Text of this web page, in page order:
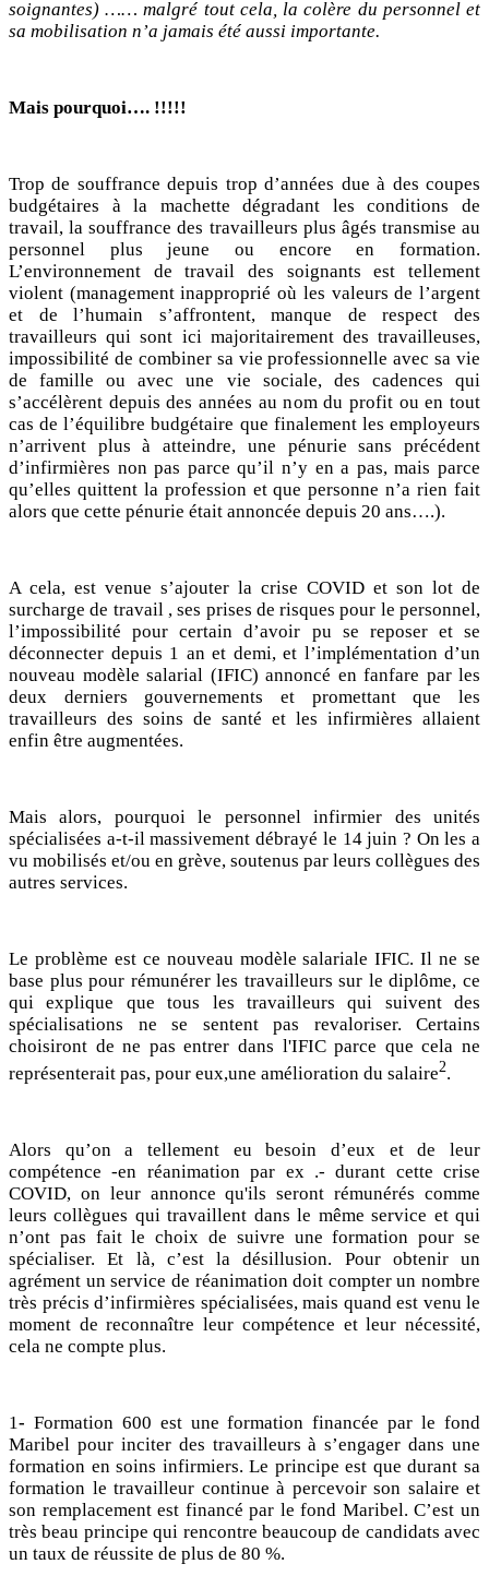
soignantes) …… malgré tout cela, la colère du personnel et
sa mobilisation n’a jamais été aussi importante.
Mais pourquoi…. !!!!!
Trop de souffrance depuis trop d’années due à des coupes
budgétaires à la machette dégradant les conditions de
travail, la souffrance des travailleurs plus âgés transmise au
personnel plus jeune ou encore en formation.
L’environnement de travail des soignants est tellement
violent (management inapproprié où les valeurs de l’argent
et de l’humain s’affrontent, manque de respect des
travailleurs qui sont ici majoritairement des travailleuses,
impossibilité de combiner sa vie professionnelle avec sa vie
de famille ou avec une vie sociale, des cadences qui
s’accélèrent depuis des années au nom du profit ou en tout
cas de l’équilibre budgétaire que finalement les employeurs
n’arrivent plus à atteindre, une pénurie sans précédent
d’infirmières non pas parce qu’il n’y en a pas, mais parce
qu’elles quittent la profession et que personne n’a rien fait
alors que cette pénurie était annoncée depuis 20 ans….).
A cela, est venue s’ajouter la crise COVID et son lot de
surcharge de travail , ses prises de risques pour le personnel,
l’impossibilité pour certain d’avoir pu se reposer et se
déconnecter depuis 1 an et demi, et l’implémentation d’un
nouveau modèle salarial (IFIC) annoncé en fanfare par les
deux derniers gouvernements et promettant que les
travailleurs des soins de santé et les infirmières allaient
enfin être augmentées.
Mais alors, pourquoi le personnel infirmier des unités
spécialisées a-t-il massivement débrayé le 14 juin ? On les a
vu mobilisés et/ou en grève, soutenus par leurs collègues des
autres services.
Le problème est ce nouveau modèle salariale IFIC. Il ne se
base plus pour rémunérer les travailleurs sur le diplôme, ce
qui explique que tous les travailleurs qui suivent des
spécialisations ne se sentent pas revaloriser. Certains
choisiront de ne pas entrer dans l'IFIC parce que cela ne
représenterait pas, pour eux,une amélioration du salaire2.
Alors qu’on a tellement eu besoin d’eux et de leur
compétence -en réanimation par ex .- durant cette crise
COVID, on leur annonce qu'ils seront rémunérés comme
leurs collègues qui travaillent dans le même service et qui
n’ont pas fait le choix de suivre une formation pour se
spécialiser. Et là, c’est la désillusion. Pour obtenir un
agrément un service de réanimation doit compter un nombre
très précis d’infirmières spécialisées, mais quand est venu le
moment de reconnaître leur compétence et leur nécessité,
cela ne compte plus.
1- Formation 600 est uneformation financée par le fond
Maribel pour inciter des travailleurs à s’engager dans une
formation en soins infirmiers. Le principe est que durant sa
formation le travailleur continue à percevoir son salaire et
son remplacement est financé par le fond Maribel. C’est un
très beau principe qui rencontre beaucoup de candidats avec
un taux de réussite de plus de 80 %.